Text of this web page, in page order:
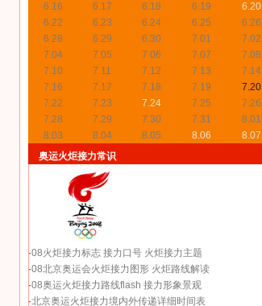
6.16
6.17 6.18 6.19 6.20
6.22
6.23 6.24 6.25 6.26
6.28
6.29 6.30 7.01 7.02
7.04
7.05 7.06 7.07 7.08
7.10
7.11 7.12 7.13 7.14
7.16
7.17 7.18 7.19 7.20
7.22
7.23 7.24 7.25 7.26
7.28
7.29 7.30 7.31 8.01
8.03
8.04 8.05 8.06 8.07
奥运火炬接力常识
·08火炬接力标志 接力口号 火炬接力主题
·08北京奥运会火炬接力图形 火炬路线解读
·08奥运火炬接力路线flash 接力形象景观
·北京奥运火炬接力境内外传递详细时间表